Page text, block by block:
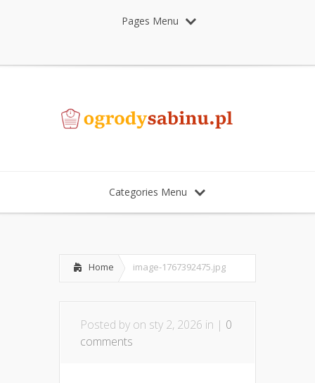
Pages Menu
Categories Menu
Home image-1767392475.jpg
Posted by on sty 2, 2026 in | 0
comments